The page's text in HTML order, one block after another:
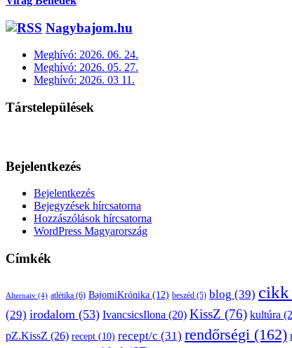
Nagybajom.hu
Meghívó: 2026. 06. 24.
Meghívó: 2026. 05. 27.
Meghívó: 2026. 03 11.
Társtelepülések
Bejelentkezés
Bejelentkezés
Bejegyzések hírcsatorna
Hozzászólások hírcsatorna
WordPress Magyarország
Címkék
Alternaiv (4) atlétika (6) BajomiKrónika (12) beszéd (5) blog (39) cikk
(29) irodalom (53) IvancsicsIlona (20) KissZ (76) kultúra
pZ.KissZ (26) recept (10) recept/c (31) rendőrségi (162)